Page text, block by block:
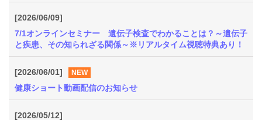
よ
く
あ
る
質
[2026/06/09]
7/1オンラインセミナー 遺伝子検査でわかることは？～遺伝子
と疾患、その知られざる関係～※リアルタイム視聴特典あり！
[2026/06/01] NEW
健康ショート動画配信のお知らせ
[2026/05/12]